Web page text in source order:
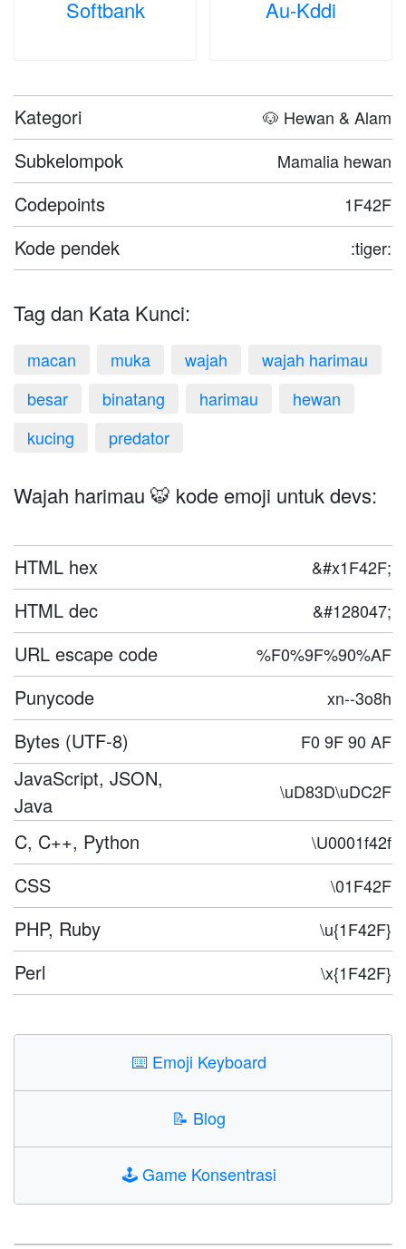
Softbank Au-Kddi
Kategori 🐶 Hewan & Alam
Subkelompok Mamalia hewan
Codepoints 1F42F
Kode pendek :tiger:
Tag dan Kata Kunci:
macan muka wajah
wajah harimau
besar
binatang harimau
hewan
kucing
predator
Wajah harimau 🐯 kode emoji untuk devs:
HTML hex &#x1F42F;
HTML dec &#128047;
URL escape code %F0%9F%90%AF
Punycode xn--3o8h
Bytes (UTF-8) F0 9F 90 AF
JavaScript, JSON,
Java
\uD83D\uDC2F
C, C++, Python \U0001f42f
CSS \01F42F
PHP, Ruby \u{1F42F}
Perl \x{1F42F}
⌨️ Emoji Keyboard
📝 Blog
🕹️Game Konsentrasi